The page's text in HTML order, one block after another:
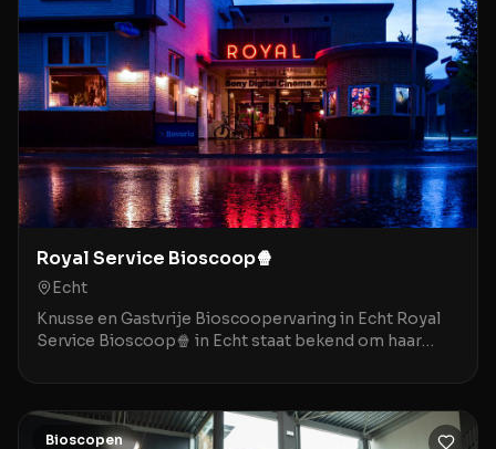
Royal Service Bioscoop🍿
Echt
Knusse en Gastvrije Bioscoopervaring in Echt Royal
Service Bioscoop🍿 in Echt staat bekend om haar
Bioscopen